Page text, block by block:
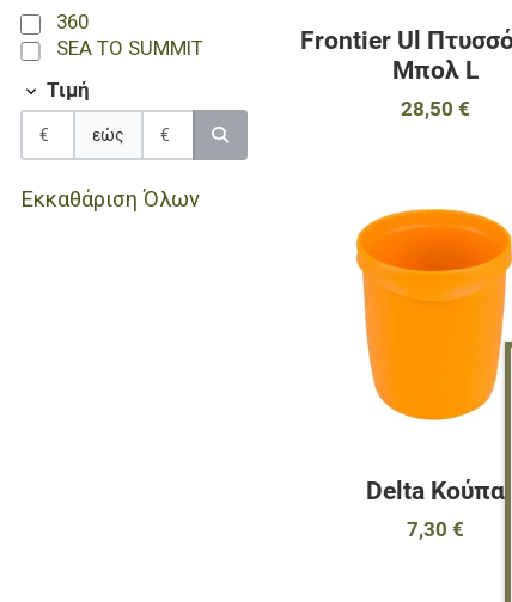
360
SEA TO SUMMIT
Τιμή
εώς
Εκκαθάριση Όλων
Frontier Ul
Μπολ L
28,50 €
Delta Κούπα
7,30 €